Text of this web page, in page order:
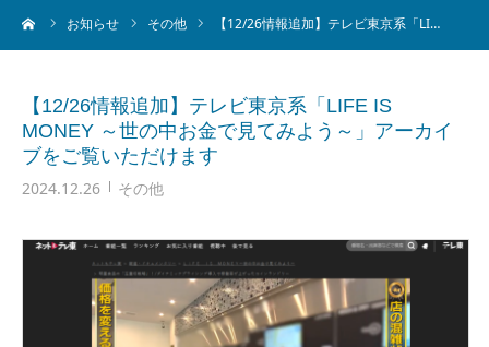
お知らせ その他 【12/26情報追加】テレビ東京系「LI…
【12/26情報追加】テレビ東京系「LIFE IS
MONEY ～世の中お金で見てみよう～」アーカイ
ブをご覧いただけます
2024.12.26 その他